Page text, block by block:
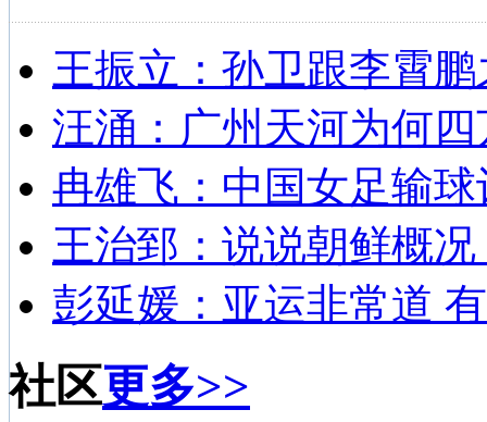
王振立：孙卫跟李霄
汪涌：广州天河为何
冉雄飞：中国女足输
王治郅：说说朝鲜概
彭延媛：亚运非常道
社区更多>>